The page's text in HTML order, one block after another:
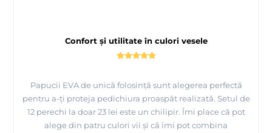
Confort și utilitate în culori vesele
Papucii EVA de unică folosință sunt alegerea perfectă
pentru a-ți proteja pedichiura proaspăt realizată. Setul de
12 perechi la doar 23 lei este un chilipir. Îmi place că pot
alege din patru culori vii și că îmi pot combina